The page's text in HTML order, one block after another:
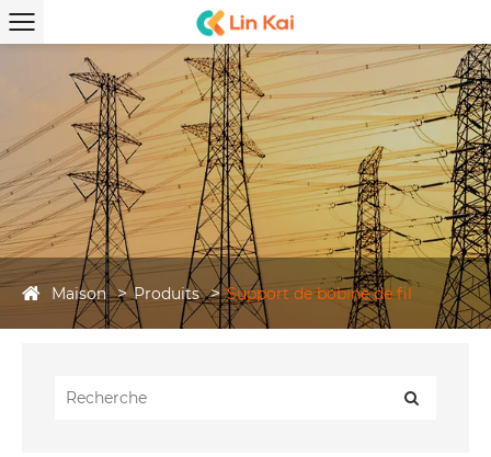
Maison Produits Support de bobine de fil